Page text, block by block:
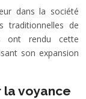
dans la société
traditionnelles de
ont rendu cette
son expansion
voyance